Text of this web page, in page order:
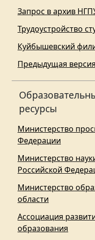
Запрос в архив
Трудоустройство
Куйбышевский
Предыдущая
ресурсы
Министерство
Федерации
Министерство
Российской
Министерство
области
Ассоциация
образования